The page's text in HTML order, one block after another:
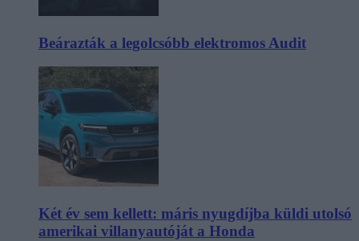
Beárazták a legolcsóbb elektromos Audit
Két év sem kellett: máris nyugdíjba küldi utolsó
amerikai villanyautóját a Honda